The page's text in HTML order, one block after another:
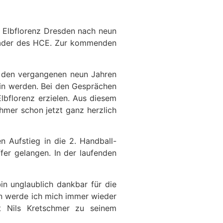
Dresden nach neun
des HCE. Zur kommenden
vergangenen neun Jahren
werden. Bei den Gesprächen
erzielen. Aus diesem
schon jetzt ganz herzlich
Aufstieg in die 2. Handball-
gelangen. In der laufenden
unglaublich dankbar für die
werde ich mich immer wieder
Nils Kretschmer zu seinem